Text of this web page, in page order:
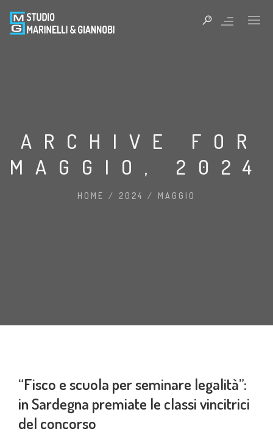
ARCHIVE FOR
MAGGIO, 2024
HOME / 2024 / MAGGIO
“Fisco e scuola per seminare legalità”:
in Sardegna premiate le classi vincitrici
del concorso